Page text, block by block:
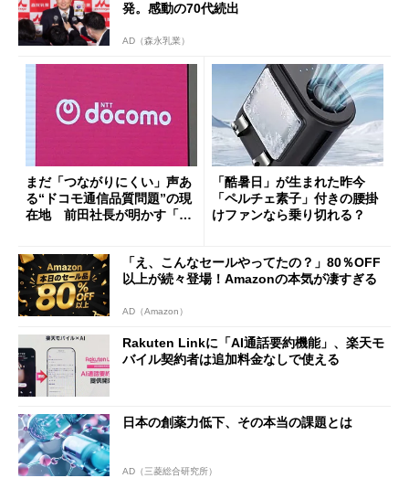
発。感動の70代続出
AD（森永乳業）
まだ「つながりにくい」声あ
る“ドコモ通信品質問題”の現
在地 前田社長が明かす「道
「酷暑日」が生まれた昨今
「ペルチェ素子」付きの腰掛
けファンなら乗り切れる？
「え、こんなセールやってたの？」80％OFF
以上が続々登場！Amazonの本気が凄すぎる
AD（Amazon）
Rakuten Linkに「AI通話要約機能」、楽天モ
バイル契約者は追加料金なしで使える
日本の創薬力低下、その本当の課題とは
AD（三菱総合研究所）